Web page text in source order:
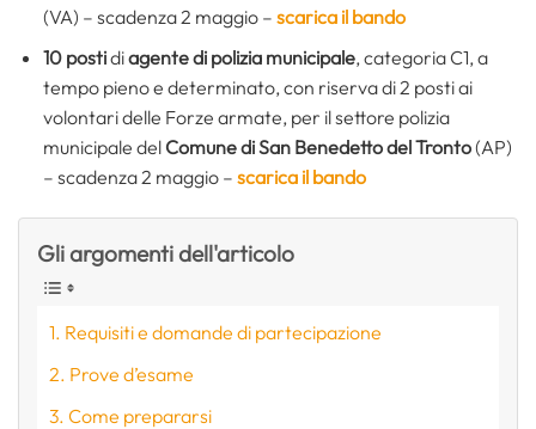
(VA) – scadenza 2 maggio – scarica il bando
10 postidiagente di polizia municipale, categoria C1, a
tempo pieno e determinato, con riserva di 2 posti ai
volontari delle Forze armate, per il settore polizia
municipale del Comune di San Benedetto del Tronto(AP)
– scadenza 2 maggio – scarica il bando
Gli argomenti dell'articolo
Requisiti e domande di partecipazione
Prove d’esame
Come prepararsi